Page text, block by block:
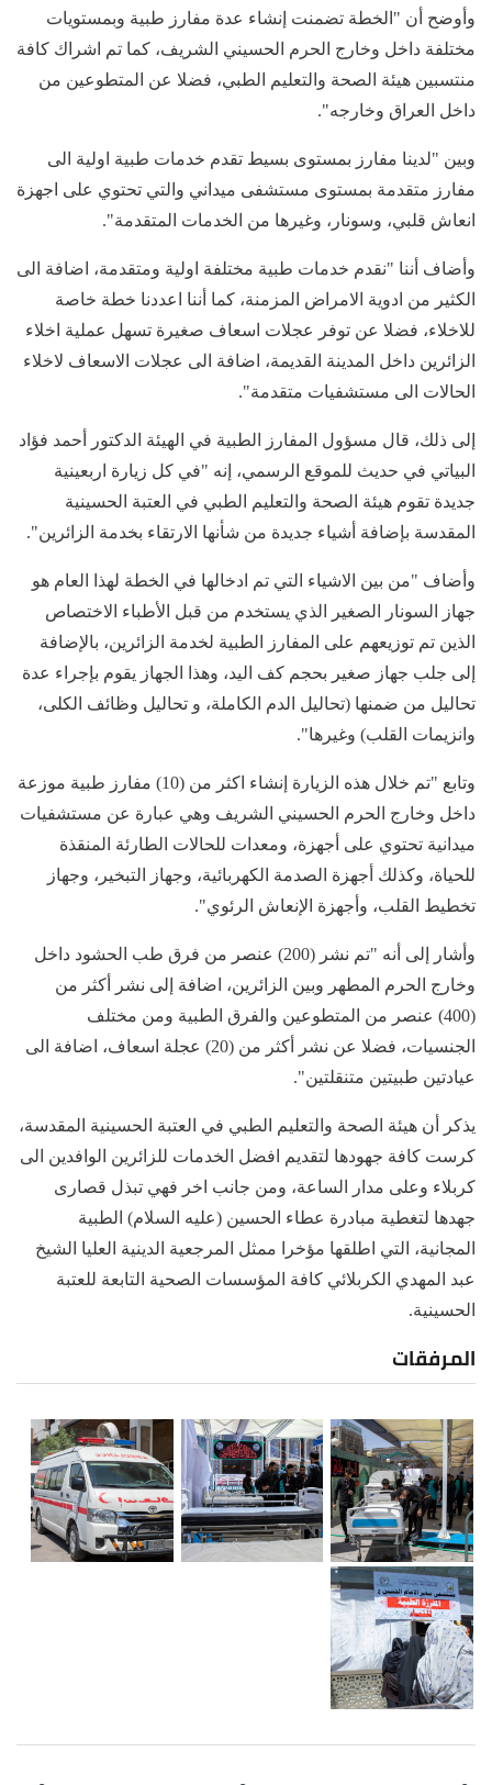
وأوضح أن "الخطة تضمنت إنشاء عدة مفارز طبية وبمستويات
مختلفة داخل وخارج الحرم الحسيني الشريف، كما تم اشراك كافة
منتسبين هيئة الصحة والتعليم الطبي، فضلا عن المتطوعين من
داخل العراق وخارجه".
وبين "لدينا مفارز بمستوى بسيط تقدم خدمات طبية اولية الى
مفارز متقدمة بمستوى مستشفى ميداني والتي تحتوي على اجهزة
انعاش قلبي، وسونار، وغيرها من الخدمات المتقدمة".
وأضاف أننا "نقدم خدمات طبية مختلفة اولية ومتقدمة، اضافة الى
الكثير من ادوية الامراض المزمنة، كما أننا اعددنا خطة خاصة
للاخلاء، فضلا عن توفر عجلات اسعاف صغيرة تسهل عملية اخلاء
الزائرين داخل المدينة القديمة، اضافة الى عجلات الاسعاف لاخلاء
الحالات الى مستشفيات متقدمة".
إلى ذلك، قال مسؤول المفارز الطبية في الهيئة الدكتور أحمد فؤاد
البياتي في حديث للموقع الرسمي، إنه "في كل زيارة اربعينية
جديدة تقوم هيئة الصحة والتعليم الطبي في العتبة الحسينية
المقدسة بإضافة أشياء جديدة من شأنها الارتقاء بخدمة الزائرين".
وأضاف "من بين الاشياء التي تم ادخالها في الخطة لهذا العام هو
جهاز السونار الصغير الذي يستخدم من قبل الأطباء الاختصاص
الذين تم توزيعهم على المفارز الطبية لخدمة الزائرين، بالإضافة
إلى جلب جهاز صغير بحجم كف اليد، وهذا الجهاز يقوم بإجراء عدة
تحاليل من ضمنها (تحاليل الدم الكاملة، و تحاليل وظائف الكلى،
وانزيمات القلب) وغيرها".
وتابع "تم خلال هذه الزيارة إنشاء اكثر من (10) مفارز طبية موزعة
داخل وخارج الحرم الحسيني الشريف وهي عبارة عن مستشفيات
ميدانية تحتوي على أجهزة، ومعدات للحالات الطارئة المنقذة
للحياة، وكذلك أجهزة الصدمة الكهربائية، وجهاز التبخير، وجهاز
تخطيط القلب، وأجهزة الإنعاش الرئوي".
وأشار إلى أنه "تم نشر (200) عنصر من فرق طب الحشود داخل
وخارج الحرم المطهر وبين الزائرين، اضافة إلى نشر أكثر من
(400) عنصر من المتطوعين والفرق الطبية ومن مختلف
الجنسيات، فضلا عن نشر أكثر من (20) عجلة اسعاف، اضافة الى
عيادتين طبيتين متنقلتين".
يذكر أن هيئة الصحة والتعليم الطبي في العتبة الحسينية المقدسة،
كرست كافة جهودها لتقديم افضل الخدمات للزائرين الوافدين الى
كربلاء وعلى مدار الساعة، ومن جانب اخر فهي تبذل قصارى
جهدها لتغطية مبادرة عطاء الحسين (عليه السلام) الطبية
المجانية، التي اطلقها مؤخرا ممثل المرجعية الدينية العليا الشيخ
عبد المهدي الكربلائي كافة المؤسسات الصحية التابعة للعتبة
الحسينية.
المرفقات